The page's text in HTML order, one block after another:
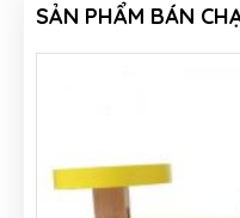
SẢN PHẨM BÁN